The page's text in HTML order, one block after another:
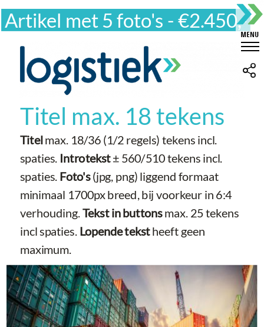
Artikel met 5 foto's - €2.450,-
Titel max. 18 tekens
Titelmax. 18/36 (1/2 regels) tekens incl.
spaties. Introtekst± 560/510 tekens incl.
spaties. Foto's(jpg, png) liggend formaat
minimaal 1700px breed, bij voorkeur in 6:4
verhouding.Tekst in buttonsmax. 25 tekens
incl spaties. Lopende tekstheeft geen
maximum.